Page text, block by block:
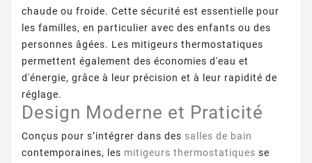
chaude ou froide. Cette sécurité est essentielle pour
les familles, en particulier avec des enfants ou des
personnes âgées. Les mitigeurs thermostatiques
permettent également des économies d'eau et
d'énergie, grâce à leur précision et à leur rapidité de
réglage.
Design Moderne et Praticité
Conçus pour s’intégrer dans des salles de bain
contemporaines, les mitigeurs thermostatiques se